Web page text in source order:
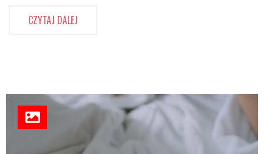
CZYTAJ DALEJ